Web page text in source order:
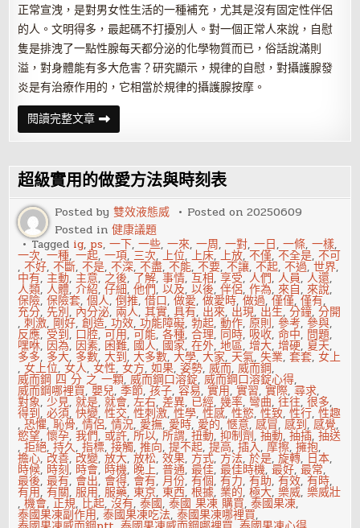
正常宣洩，是對男女性生活的一種補充，尤其是沒有固定性伴侶
的人。文明得多，最起碼不打擾別人。對一個正常人來說，自慰
隻是排洩了一點性腺每天都分泌的化學物質而已，俗話說滿則
溢，對身體能有多大危害？研究顯示，規律的自慰，對攝護腺發
炎是有治療作用的，它相當於規律的攝護腺按摩。
閱讀完整文章自
慰
把
度
才
能
預
防
攝
護
腺
發
炎
超級實用的做愛方法與時刻表
Posted by雙效液態威 Posted on20250609
Posted in健康議題
Tagged ig, ps,一下,一些,一來,一周,一對,一日,一條,一樣,
一次,一種,一起,一項, 三次,上位,上床,上放,不僅,不全是,不可
,不好,不斷,不是,不深,不盡,不能,不要,不讓,不起,不過,世界,
中有,主動,主意, 之後, 了解,事情,互相,享受,人們,人員,人還,
人類,人體,介紹,仔細,他們,以及,以後,伴侶,作為,來自,來說,
保險,保險套,個人,倒推,借口,做愛,做愛時,做過,僅僅,僅有,
充分,先別, 內分泌, 兩人,其實,具有, 出來, 出現, 出生,分鐘,分開
,刺激, 剛好,創造,功效,功能障礙,勃起,動作,原則,參考,參與,
反應, 受到, 口腔,可用,可能,各種,合理, 同時, 吸收,命中, 問題,
嘿咻, 因為, 因素, 困難, 國人, 國家,在外,地區,增大,增硬, 夏天,
多多, 多大, 多數,大到,大多數,大學,大家, 天氣,失業,套套,女上
,女上位,女人,女性,女方,如果,姿勢,威而,威而鋼,
威而鋼 四 分 之 一顆,威而鋼口溶錠,威而鋼口溶錠心得,
威而鋼哪裡買,嬰兒,季節,孩子,容易,實用,實習,實際,尋求,
對象,少見,就是,就會,左右,差異, 已經,幾率, 彎曲,往往,很多,
得到,必須,快變,性交,性刺激,性學,性感,性慾,性致,性行,性趣
,恐懼,恥骨,情侶,情況, 愛撫, 愛時, 愛的,愜意,感冒,感到,感覺,
慾望,懷孕,我們, 或許,所以,所謂,扭動,抑制劑,抽動,抽插,抽送
,拒絕,持久,指標,接觸,推向,提不起,提高,插入,摩擦,擁抱,
擔心, 改善, 改變,放大,放松,效果, 方式, 方法,於是,旋轉, 日本,
時候, 時刻, 時會, 時機, 晚上,普通,最佳,最佳時機,最好,最常,
最後,最有, 會出, 會得, 會有, 月份,有個,有力,有助,有效,有時,
有用,有關,服用,服藥,東京,東西,根據, 業的,極大,樂威,樂威壯
,機會,正規, 比起,沒有,泰國,泰國 果凍 購買,泰國果凍,
泰國果凍副作用,泰國果凍吃法,泰國果凍哪裡買,